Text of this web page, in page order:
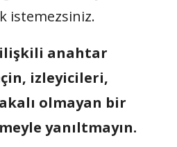
istemezsiniz.
anahtar
izleyicileri,
olmayan bir
yanıltmayın.